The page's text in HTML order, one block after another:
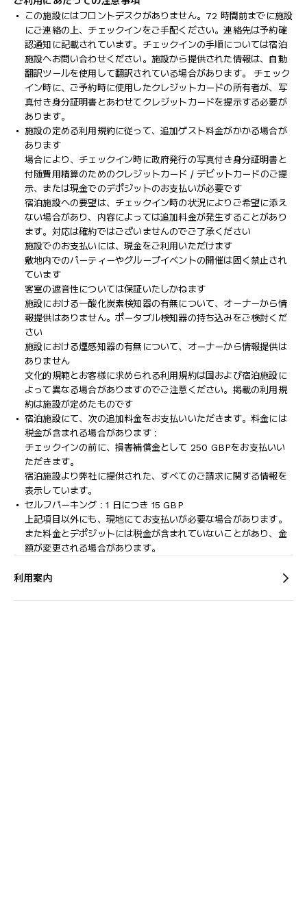
この施設にはフロントデスクがありません。72 時間前までに施設
にご連絡の上、チェックインをご手配ください。連絡先は予約確
認通知に記載されています。チェックインの手順については宿泊
施設へお問い合わせください。施設から提供された情報は、自動
翻訳ツールを使用して翻訳されている場合があります。 チェック
イン時に、ご予約時に使用したクレジットカードの所有者が、写
真付き身分証明書とあわせてクレジットカードを提示する必要が
あります。
施設の定める利用規約に従って、追加ゲスト料金がかかる場合が
あります
場合により、チェックイン時に政府発行の写真付き身分証明書と
付随費用精算のためのクレジットカード / デビットカードのご提
示、または現金でのデポジットのお支払いが必要です
宿泊施設への要望は、チェックイン時の状況によりご希望に添え
ない場合があり、内容によっては追加料金が発生することがあり
ます。対応は確約ではございませんのでご了承ください
施設でのお支払いには、現金をご利用いただけます
敷地内でのパーティーやグループイベントの開催は固く禁止され
ています
客室の遮音性については保証いたしかねます
施設における一酸化炭素検知器の有無について、オーナーから情
報提供はありません。ポータブル検知器の持ち込みをご検討くだ
さい
施設における煙感知器の有無について、オーナーから情報提供は
ありません
文化的規範とお客様に求められる利用規約は国および宿泊施設に
よって異なる場合がありますのでご注意ください。掲載の利用規
約は施設が定めたものです
宿泊施設にて、次の追加料金をお支払いいただきます。料金には
税金が含まれる場合があります :
チェックインの前に、損害補償金として 250 GBPをお支払いい
ただきます。
宿泊施設より弊社に提供された、すべてのご請求に関する情報を
表示しています。
セルフパーキング : 1 日につき 15 GBP
上記項目以外にも、現地にてお支払いが必要な場合があります。
また料金とデポジットには税金が含まれていないことがあり、金
額が変更される場合があります。
利用案内